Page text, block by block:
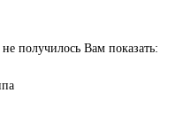
получилось Вам показать: